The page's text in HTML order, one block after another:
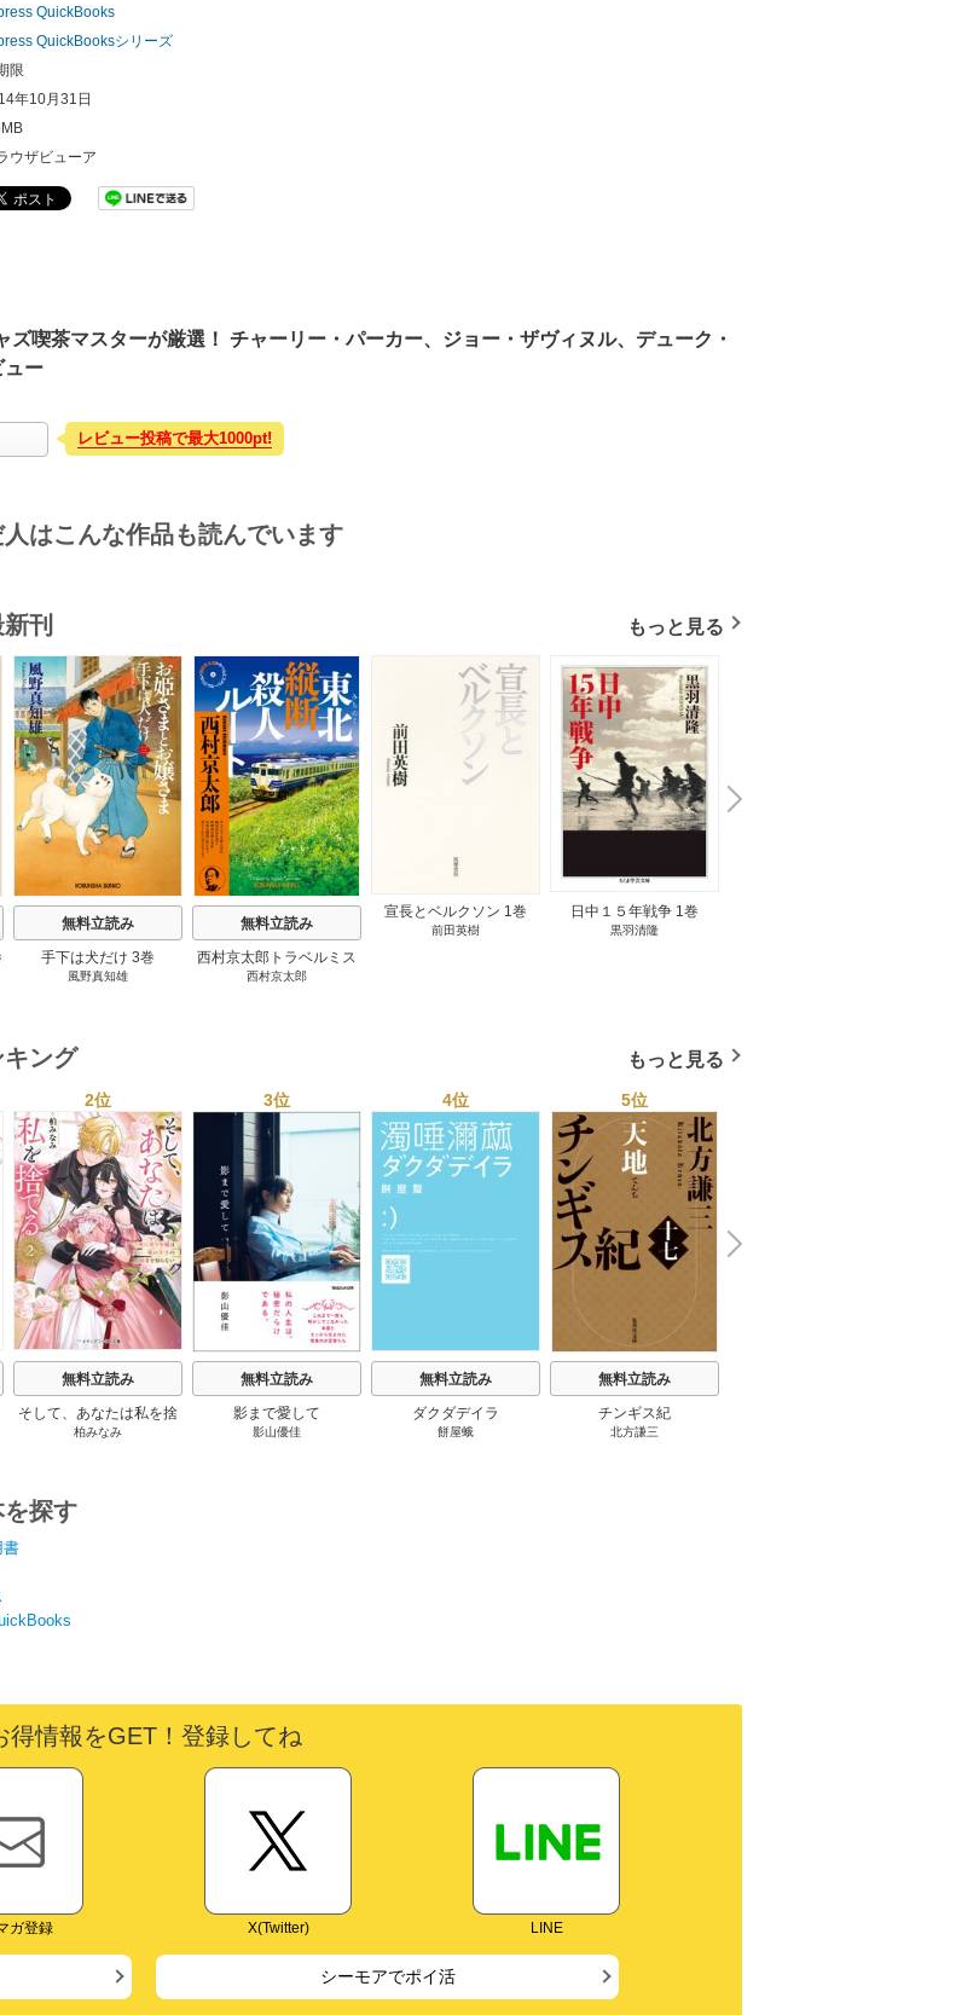
QuickBooks
QuickBooksシリーズ
限
年10月31日
ウザビューア
ズ喫茶マスターが厳選！ チャーリー・パーカー、ジョー・ザヴィヌル、デューク・
ュー
レビュー投稿で最大1000pt!
はこんな作品も読んでいます
刊 もっと見る
無料立読み
手下は犬だけ 3巻
風野真知雄
無料立読み
西村京太郎トラベルミス
テリー・セレクション 2
西村京太郎
宣長とベルクソン 1巻
前田英樹
日中１５年戦争 1巻
黒羽清隆
N
e
x
t
ング もっと見る
2位
無料立読み
そして、あなたは私を捨
てる
柏みなみ
3位
無料立読み
影まで愛して
影山優佳
4位
無料立読み
ダクダデイラ
餅屋蛾
5位
無料立読み
チンギス紀
北方謙三
N
x
を探す
書
得情報をGET！登録してね
ガ登録 X(Twitter) LINE
シーモアでポイ活